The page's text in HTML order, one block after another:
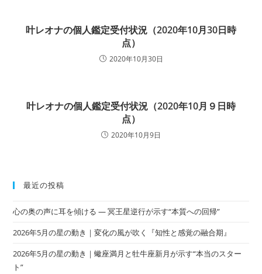
叶レオナの個人鑑定受付状況（2020年10月30日時
点）
2020年10月30日
叶レオナの個人鑑定受付状況（2020年10月９日時
点）
2020年10月9日
最近の投稿
心の奥の声に耳を傾ける ― 冥王星逆行が示す“本質への回帰”
2026年5月の星の動き｜変化の風が吹く『知性と感覚の融合期』
2026年5月の星の動き｜蠍座満月と牡牛座新月が示す“本当のスター
ト”